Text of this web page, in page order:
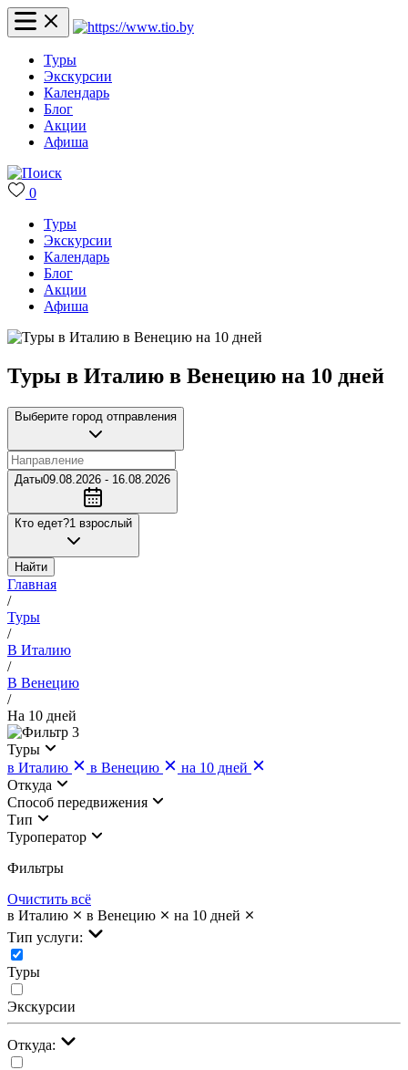
Туры
Экскурсии
Календарь
Блог
Акции
Афиша
0
Туры
Экскурсии
Календарь
Блог
Акции
Афиша
Туры в Италию в Венецию на 10 дней
Выберите город отправления
Даты09.08.2026 - 16.08.2026
Кто едет?1 взрослый
Найти
Главная
/
Туры
/
В Италию
/
В Венецию
/
На 10 дней
3
Туры
в Италию
в Венецию
на 10 дней
Откуда
Cпособ передвижения
Тип
Туроператор
Фильтры
Очистить всё
в Италию
в Венецию
на 10 дней
Тип услуги:
Туры
Экскурсии
Откуда: